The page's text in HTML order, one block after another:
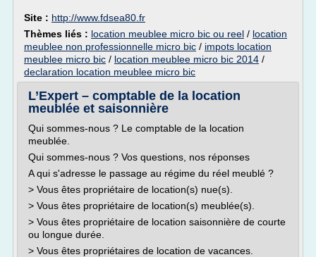
Site : http://www.fdsea80.fr
Thèmes liés : location meublee micro bic ou reel / location
meublee non professionnelle micro bic / impots location
meublee micro bic / location meublee micro bic 2014 /
declaration location meublee micro bic
L’Expert – comptable de la location
meublée et saisonnière
Qui sommes-nous ? Le comptable de la location
meublée.
Qui sommes-nous ? Vos questions, nos réponses
A qui s'adresse le passage au régime du réel meublé ?
> Vous êtes propriétaire de location(s) nue(s).
> Vous êtes propriétaire de location(s) meublée(s).
> Vous êtes propriétaire de location saisonnière de courte
ou longue durée.
> Vous êtes propriétaires de location de vacances.